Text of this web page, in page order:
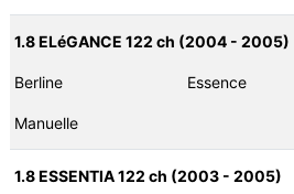
1.8 ELéGANCE 122 ch (2004 - 2005)
Berline Essence
Manuelle
1.8 ESSENTIA 122 ch (2003 - 2005)